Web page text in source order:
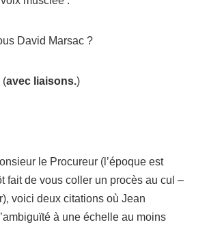
David Marsac ?
(avec liaisons.)
le Procureur (l’époque est
fait de vous coller un procès au cul –
voici deux citations où Jean
à une échelle au moins